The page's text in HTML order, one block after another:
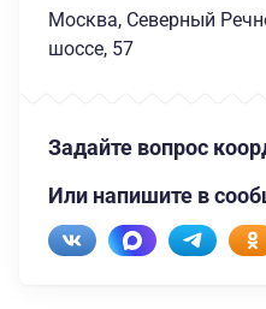
Москва, Северный
шоссе, 57
Задайте вопрос
Или напишите в